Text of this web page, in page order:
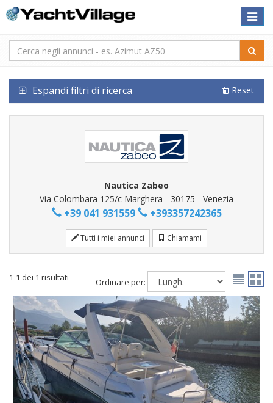
Toggle
Espandi filtri di ricerca Reset
Nautica Zabeo
Via Colombara 125/c Marghera - 30175 - Venezia
+39 041 931559 +393357242365
Tutti i miei annunci Chiamami
1-1 dei 1 risultati Ordinare per: